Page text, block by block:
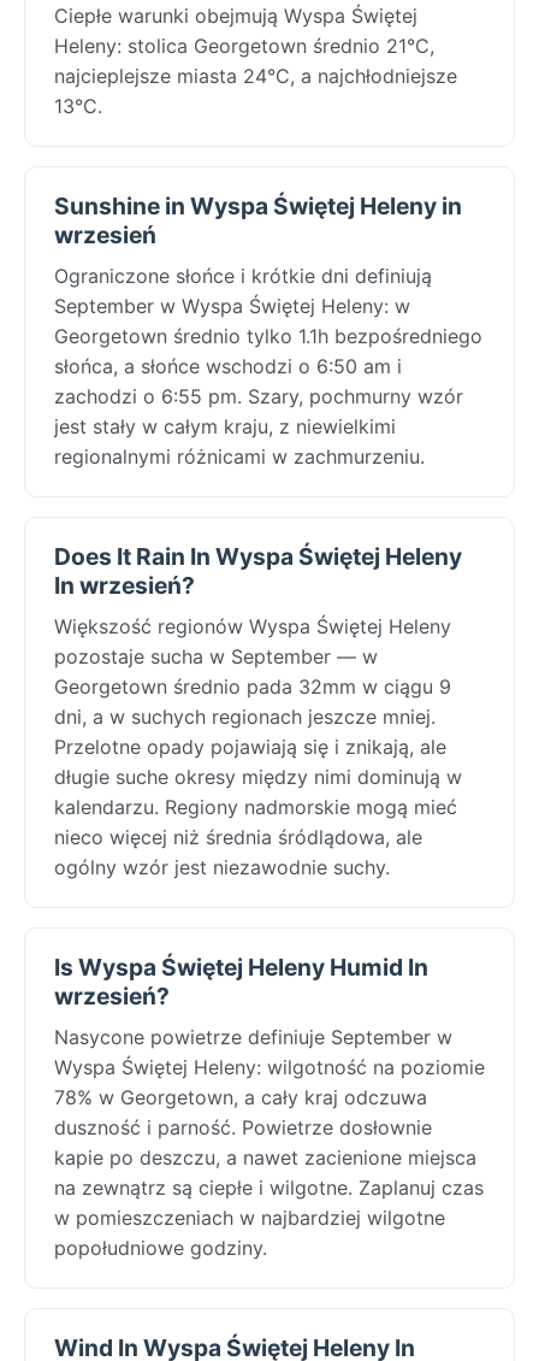
Ciepłe warunki obejmują Wyspa Świętej
Heleny: stolica Georgetown średnio 21°C,
najcieplejsze miasta 24°C, a najchłodniejsze
13°C.
Sunshine in Wyspa Świętej Heleny in
wrzesień
Ograniczone słońce i krótkie dni definiują
September w Wyspa Świętej Heleny: w
Georgetown średnio tylko 1.1h bezpośredniego
słońca, a słońce wschodzi o 6:50 am i
zachodzi o 6:55 pm. Szary, pochmurny wzór
jest stały w całym kraju, z niewielkimi
regionalnymi różnicami w zachmurzeniu.
Does It Rain In Wyspa Świętej Heleny
In wrzesień?
Większość regionów Wyspa Świętej Heleny
pozostaje sucha w September — w
Georgetown średnio pada 32mm w ciągu 9
dni, a w suchych regionach jeszcze mniej.
Przelotne opady pojawiają się i znikają, ale
długie suche okresy między nimi dominują w
kalendarzu. Regiony nadmorskie mogą mieć
nieco więcej niż średnia śródlądowa, ale
ogólny wzór jest niezawodnie suchy.
Is Wyspa Świętej Heleny Humid In
wrzesień?
Nasycone powietrze definiuje September w
Wyspa Świętej Heleny: wilgotność na poziomie
78% w Georgetown, a cały kraj odczuwa
duszność i parność. Powietrze dosłownie
kapie po deszczu, a nawet zacienione miejsca
na zewnątrz są ciepłe i wilgotne. Zaplanuj czas
w pomieszczeniach w najbardziej wilgotne
popołudniowe godziny.
Wind In Wyspa Świętej Heleny In